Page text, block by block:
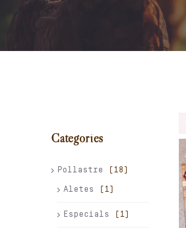
Categories
Pollastre (18)
Aletes (1)
Especials (1)